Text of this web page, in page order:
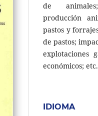
de
producción
pastos y
de pastos;
explotaciones
económicos; etc.
IDIOMA